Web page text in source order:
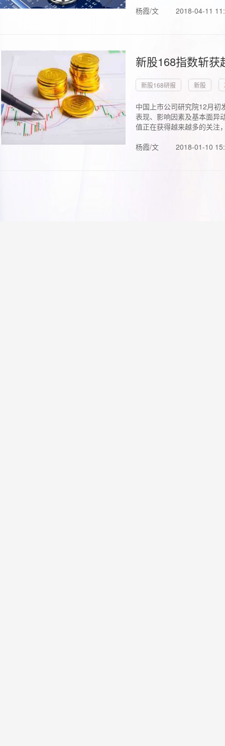
杨霞/文 2018-04-11
新股168指数斩
新股168研报 新股
中国上市公司研究院12月初
表现、影响因素及基本面异
值正在获得越来越多的关注
杨霞/文
2018-01-10